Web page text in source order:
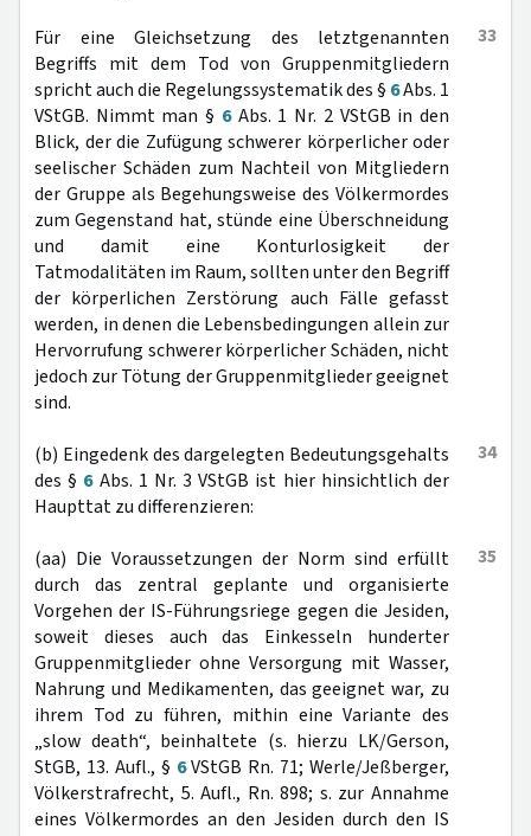
33
Für eine Gleichsetzung des letztgenannten
Begriffs mit dem Tod von Gruppenmitgliedern
spricht auch die Regelungssystematik des § 6Abs. 1
VStGB. Nimmt man § 6Abs. 1 Nr. 2 VStGB in den
Blick, der die Zufügung schwerer körperlicher oder
seelischer Schäden zum Nachteil von Mitgliedern
der Gruppe als Begehungsweise des Völkermordes
zum Gegenstand hat, stünde eine Überschneidung
und damit eine Konturlosigkeit der
Tatmodalitäten im Raum, sollten unter den Begriff
der körperlichen Zerstörung auch Fälle gefasst
werden, in denen die Lebensbedingungen allein zur
Hervorrufung schwerer körperlicher Schäden, nicht
jedoch zur Tötung der Gruppenmitglieder geeignet
sind.
34
(b) Eingedenk des dargelegten Bedeutungsgehalts
des § 6Abs. 1 Nr. 3 VStGB ist hier hinsichtlich der
Haupttat zu differenzieren:
35
(aa) Die Voraussetzungen der Norm sind erfüllt
durch das zentral geplante und organisierte
Vorgehen der IS-Führungsriege gegen die Jesiden,
soweit dieses auch das Einkesseln hunderter
Gruppenmitglieder ohne Versorgung mit Wasser,
Nahrung und Medikamenten, das geeignet war, zu
ihrem Tod zu führen, mithin eine Variante des
„slow death“, beinhaltete (s. hierzu LK/Gerson,
StGB, 13. Aufl., § 6VStGB Rn. 71; Werle/Jeßberger,
Völkerstrafrecht, 5. Aufl., Rn. 898; s. zur Annahme
eines Völkermordes an den Jesiden durch den IS